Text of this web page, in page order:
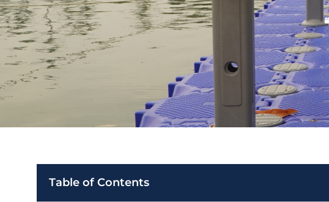
Table of Contents